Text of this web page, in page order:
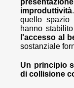
improduttività
quello spazio
hanno
l'accesso al
sostanziale
Un principio
di collisione